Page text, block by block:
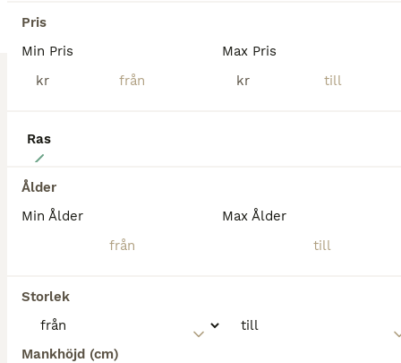
Pris
Min Pris
kr
Max Pris
kr
Ras
Ålder
Min Ålder
Max Ålder
Storlek
Mankhöjd (cm)
Curlyhingst med tölt
Gimo (78.6km)